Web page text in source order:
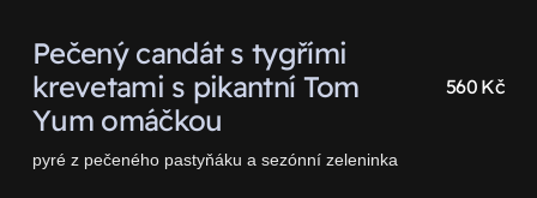
Pečený candát s tygřími
krevetami s pikantní Tom
Yum omáčkou
560 Kč
pyré z pečeného pastyňáku a sezónní zeleninka